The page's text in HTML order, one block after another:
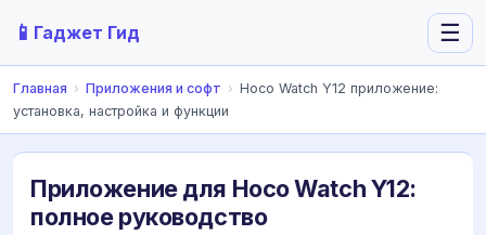
📱 Гаджет Гид ☰
Главная › Приложения и софт › Hoco Watch Y12 приложение:
установка, настройка и функции
Приложение для Hoco Watch Y12:
полное руководство